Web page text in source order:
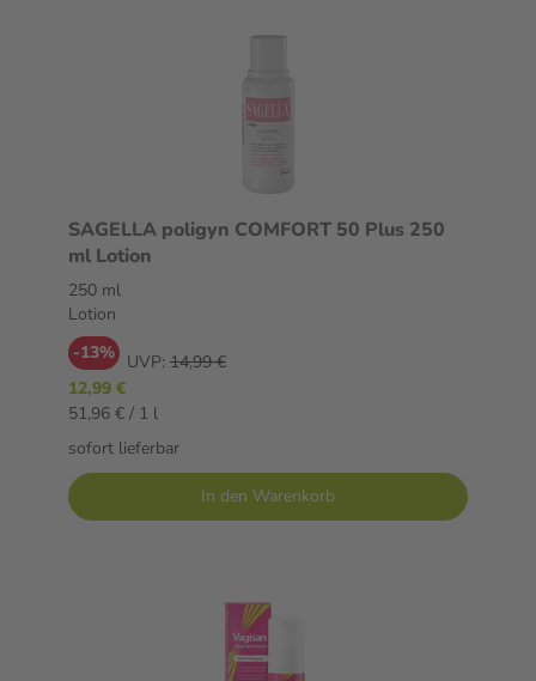
SAGELLA poligyn COMFORT 50 Plus 250
ml Lotion
250 ml
Lotion
-13% UVP: 14,99 €
12,99 €
51,96 € / 1 l
sofort lieferbar
In den Warenkorb